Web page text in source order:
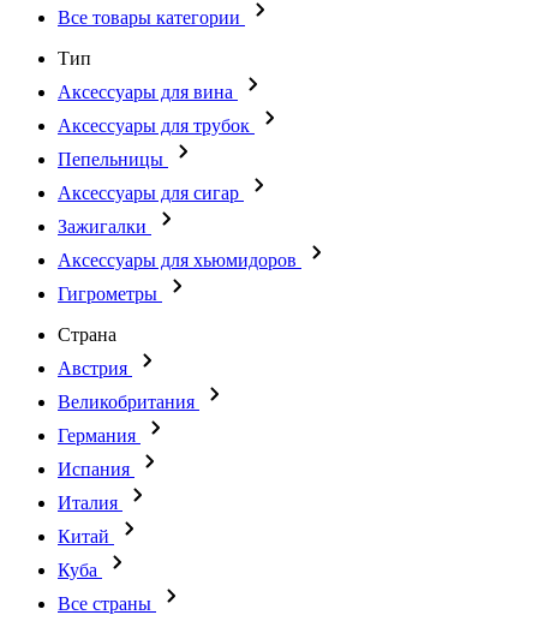
Все товары категории
Тип
Аксессуары для вина
Аксессуары для трубок
Пепельницы
Аксессуары для сигар
Зажигалки
Аксессуары для хьюмидоров
Гигрометры
Страна
Австрия
Великобритания
Германия
Испания
Италия
Китай
Куба
Все страны